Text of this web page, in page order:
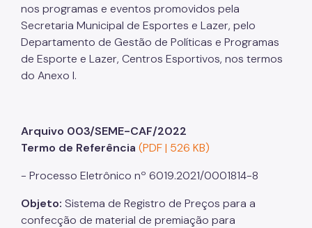
nos programas e eventos promovidos pela
Secretaria Municipal de Esportes e Lazer, pelo
Departamento de Gestão de Políticas e Programas
de Esporte e Lazer, Centros Esportivos, nos termos
do Anexo I.
Arquivo 003/SEME-CAF/2022
Termo de Referência (PDF | 526 KB)
- Processo Eletrônico nº 6019.2021/0001814-8
Objeto: Sistema de Registro de Preços para a
confecção de material de premiação para